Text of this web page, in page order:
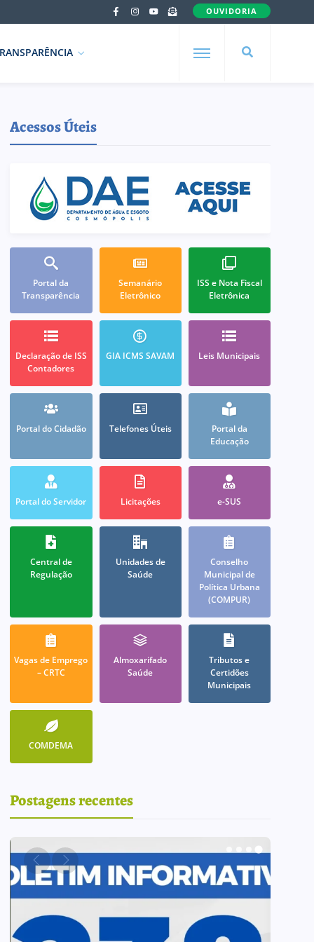
OUVIDORIA
Acessos Úteis
Portal da
Transparência
Semanário
Eletrônico
ISS e Nota Fiscal
Eletrônica
Declaração de ISS
Contadores
GIA ICMS SAVAM Leis Municipais
Portal do Cidadão Telefones Úteis
Portal da
Educação
Portal do Servidor Licitações e-SUS
Central de
Regulação
Unidades de
Saúde
Conselho
Municipal de
Política Urbana
(COMPUR)
Vagas de Emprego
– CRTC
Almoxarifado
Saúde
Tributos e
Certidões
Municipais
COMDEMA
Postagens recentes